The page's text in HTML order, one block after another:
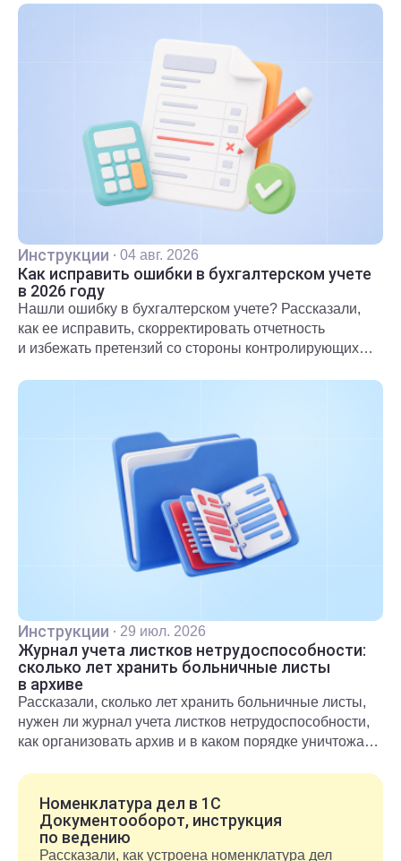
Инструкции · 04 авг. 2026
Как исправить ошибки в бухгалтерском учете
в 2026 году
Нашли ошибку в бухгалтерском учете? Рассказали,
как ее исправить, скорректировать отчетность
и избежать претензий со стороны контролирующих
Инструкции · 29 июл. 2026
Журнал учета листков нетрудоспособности:
сколько лет хранить больничные листы
в архиве
Рассказали, сколько лет хранить больничные листы,
нужен ли журнал учета листков нетрудоспособности,
как организовать архив и в каком порядке уничтожать
Номенклатура дел в 1С
Документооборот, инструкция
по ведению
Рассказали, как устроена номенклатура дел